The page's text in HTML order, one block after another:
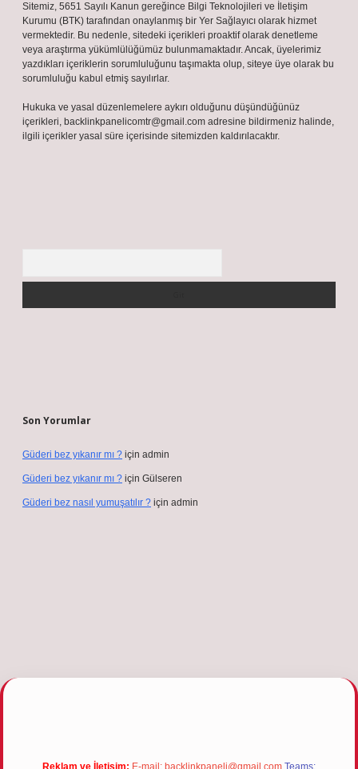
Sitemiz, 5651 Sayılı Kanun gereğince Bilgi Teknolojileri ve İletişim
Kurumu (BTK) tarafından onaylanmış bir Yer Sağlayıcı olarak hizmet
vermektedir. Bu nedenle, sitedeki içerikleri proaktif olarak denetleme
veya araştırma yükümlülüğümüz bulunmamaktadır. Ancak, üyelerimiz
yazdıkları içeriklerin sorumluluğunu taşımakta olup, siteye üye olarak bu
sorumluluğu kabul etmiş sayılırlar.
Hukuka ve yasal düzenlemelere aykırı olduğunu düşündüğünüz
içerikleri, backlinkpanelicomtr@gmail.com adresine bildirmeniz halinde,
ilgili içerikler yasal süre içerisinde sitemizden kaldırılacaktır.
Son Yorumlar
Güderi bez yıkanır mı ? için admin
Güderi bez yıkanır mı ? için Gülseren
Güderi bez nasıl yumuşatılır ? için admin
Reklam ve İletişim: E-mail: backlinkpaneli@gmail.com Teams: